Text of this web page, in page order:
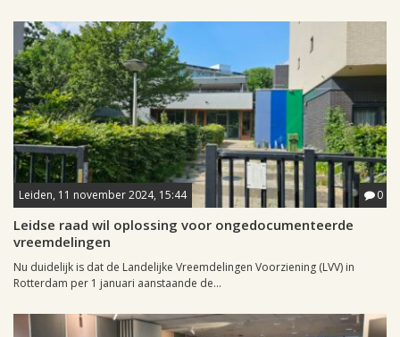
Leiden, 11 november 2024, 15:44 0
Leidse raad wil oplossing voor ongedocumenteerde
vreemdelingen
Nu duidelijk is dat de Landelijke Vreemdelingen Voorziening (LVV) in
Rotterdam per 1 januari aanstaande de...